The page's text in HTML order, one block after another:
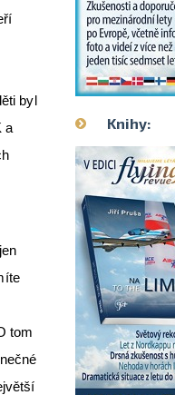
byl
a
tom
Knihy: